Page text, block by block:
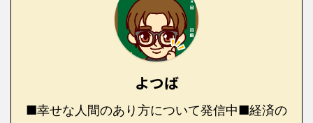
よつば
■幸せな人間のあり方について発信中■経済の